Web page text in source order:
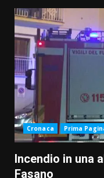
Cronaca Prima
Incendio in una
Fasano